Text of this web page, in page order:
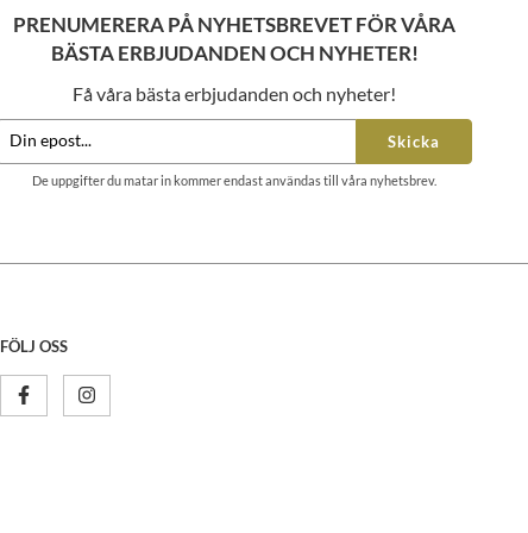
PRENUMERERA PÅ NYHETSBREVET FÖR VÅRA
BÄSTA ERBJUDANDEN OCH NYHETER!
Få våra bästa erbjudanden och nyheter!
Skicka
De uppgifter du matar in kommer endast användas till våra nyhetsbrev.
FÖLJ OSS